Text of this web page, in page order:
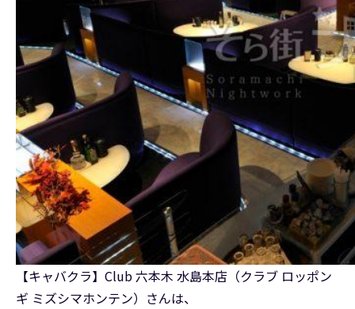
【キャバクラ】Club 六本木 水島本店（クラブ ロッポン
ギ ミズシマホンテン）さんは、